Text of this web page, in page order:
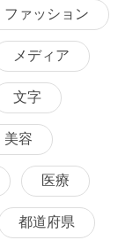
ファッション
メディア
文字
美容
医療
都道府県